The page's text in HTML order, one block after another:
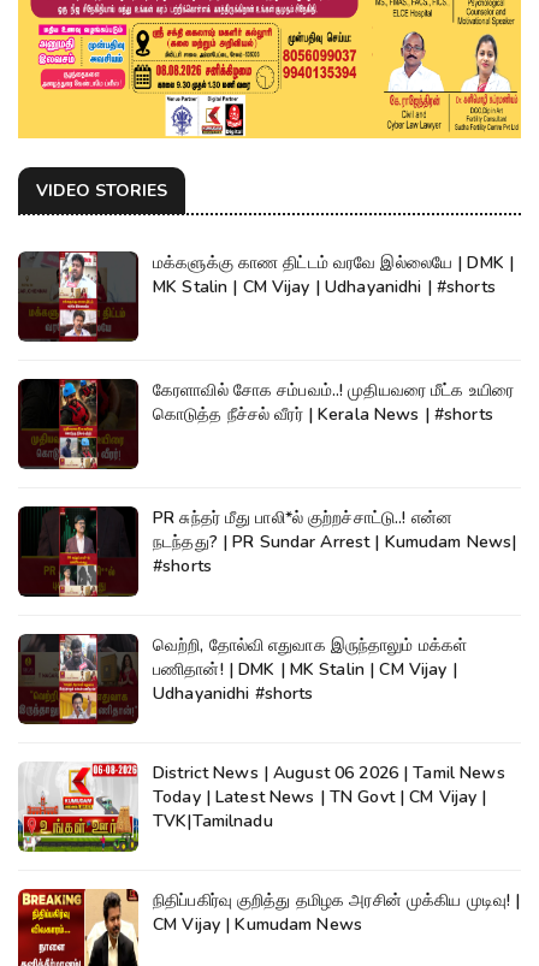
VIDEO STORIES
மக்களுக்கு காண திட்டம் வரவே இல்லையே | DMK |
MK Stalin | CM Vijay | Udhayanidhi | #shorts
கேரளாவில் சோக சம்பவம்..! முதியவரை மீட்க உயிரை
கொடுத்த நீச்சல் வீரர் | Kerala News | #shorts
PR சுந்தர் மீது பாலி*ல் குற்றச்சாட்டு..! என்ன
நடந்தது? | PR Sundar Arrest | Kumudam News|
#shorts
வெற்றி, தோல்வி எதுவாக இருந்தாலும் மக்கள்
பணிதான்! | DMK | MK Stalin | CM Vijay |
Udhayanidhi #shorts
District News | August 06 2026 | Tamil News
Today | Latest News | TN Govt | CM Vijay |
TVK|Tamilnadu
நிதிப்பகிர்வு குறித்து தமிழக அரசின் முக்கிய முடிவு! |
CM Vijay | Kumudam News